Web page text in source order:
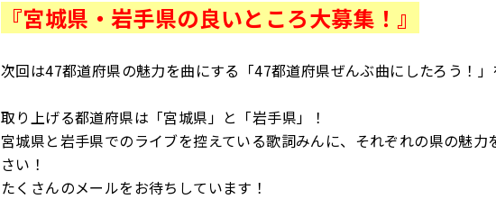
『宮城県・岩手県の良いところ大募集！』
次回は47都道府県の魅力を曲にする「47都道府県ぜんぶ曲にしたろう！」
取り上げる都道府県は「宮城県」と「岩手県」！
宮城県と岩手県でのライブを控えている歌詞みんに、それぞれの県の魅力
さい！
たくさんのメールをお待ちしています！